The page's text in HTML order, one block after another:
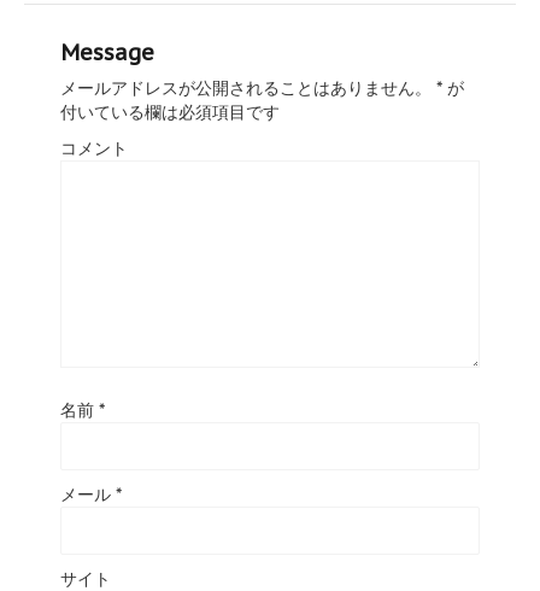
Message
メールアドレスが公開されることはありません。 * が
付いている欄は必須項目です
コメント
名前 *
メール *
サイト